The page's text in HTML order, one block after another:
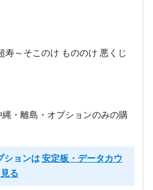
寿～そこのけ もののけ 悪くじ
・離島・オプションのみの購
ションは安定板・データカウ
る